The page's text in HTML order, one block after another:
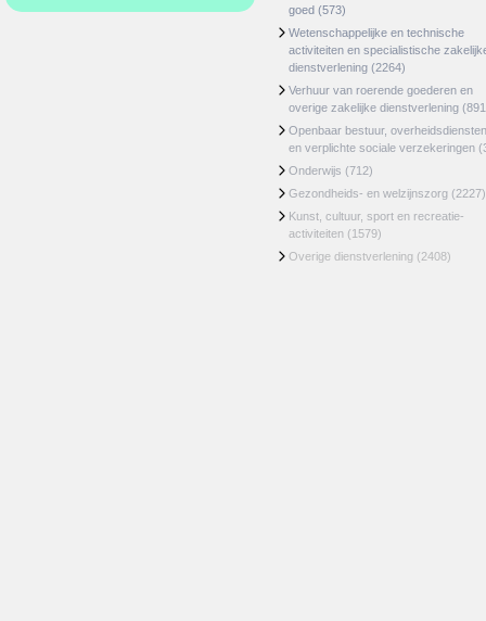
goed (573)
Wetenschappelijke en technische
activiteiten en specialistische
dienstverlening (2264)
Verhuur van roerende goederen en
overige zakelijke dienstverlening
Openbaar bestuur, overheidsdiensten
en verplichte sociale verzekeringen
Onderwijs (712)
Gezondheids- en welzijnszorg (2227)
Kunst, cultuur, sport en recreatie-
activiteiten (1579)
Overige dienstverlening (2408)